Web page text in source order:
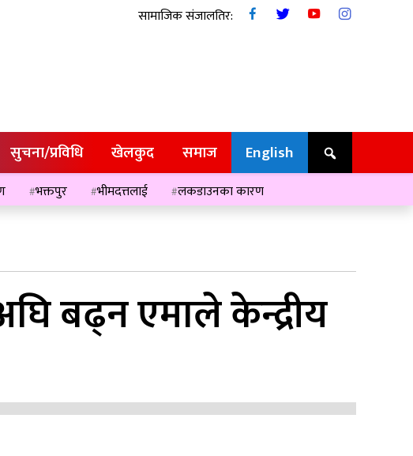
सामाजिक संजालतिर:
सुचना/प्रविधि खेलकुद समाज English
भक्तपुर भीमदत्तलाई
लकडाउनका कारण
बढ्न एमाले केन्द्रीय